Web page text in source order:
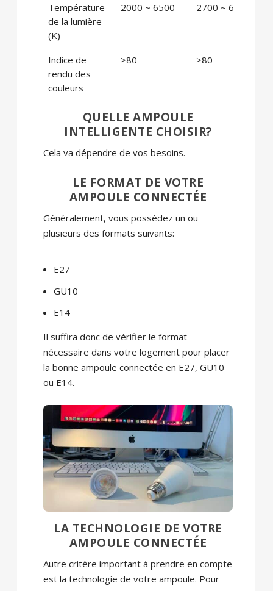
Température
de la lumière
(K)
2000 ~ 6500 2700 ~ 6500
Indice de
rendu des
couleurs
≥80 ≥80
QUELLE AMPOULE
INTELLIGENTE CHOISIR?
Cela va dépendre de vos besoins.
LE FORMAT DE VOTRE
AMPOULE CONNECTÉE
Généralement, vous possédez un ou
plusieurs des formats suivants:
E27
GU10
E14
Il suffira donc de vérifier le format
nécessaire dans votre logement pour placer
la bonne ampoule connectée en E27, GU10
ou E14.
LA TECHNOLOGIE DE VOTRE
AMPOULE CONNECTÉE
Autre critère important à prendre en compte
est la technologie de votre ampoule. Pour